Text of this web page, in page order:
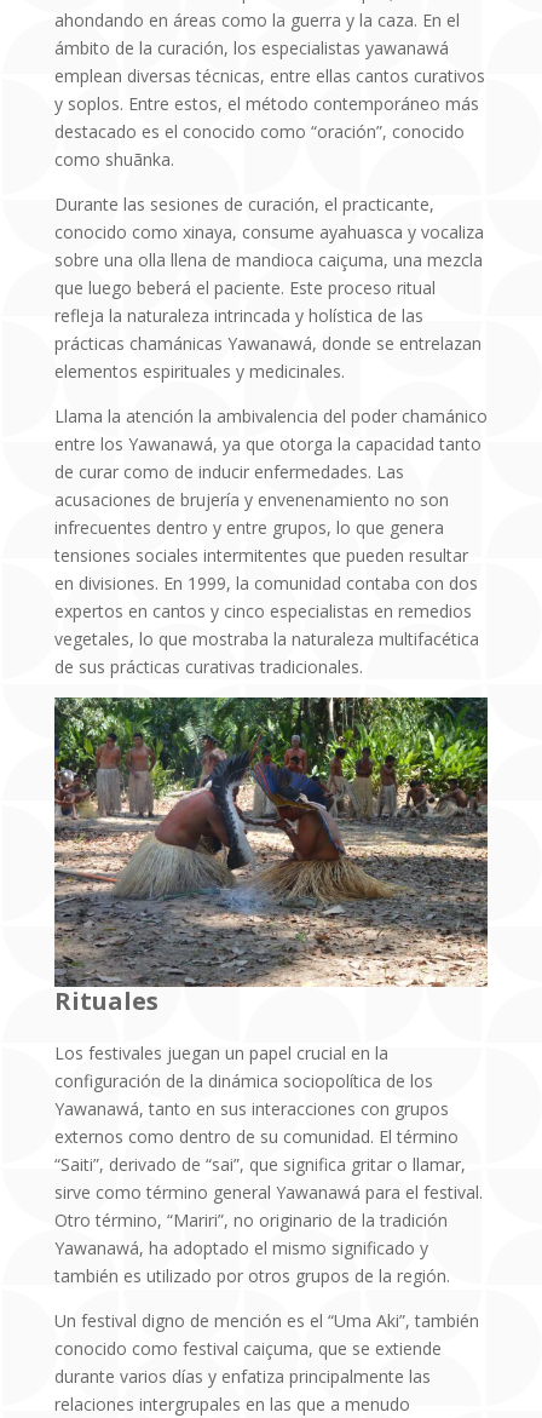
ahondando en áreas como la guerra y la caza. En el
ámbito de la curación, los especialistas yawanawá
emplean diversas técnicas, entre ellas cantos curativos
y soplos. Entre estos, el método contemporáneo más
destacado es el conocido como “oración”, conocido
como shuãnka.
Durante las sesiones de curación, el practicante,
conocido como xinaya, consume ayahuasca y vocaliza
sobre una olla llena de mandioca caiçuma, una mezcla
que luego beberá el paciente. Este proceso ritual
refleja la naturaleza intrincada y holística de las
prácticas chamánicas Yawanawá, donde se entrelazan
elementos espirituales y medicinales.
Llama la atención la ambivalencia del poder chamánico
entre los Yawanawá, ya que otorga la capacidad tanto
de curar como de inducir enfermedades. Las
acusaciones de brujería y envenenamiento no son
infrecuentes dentro y entre grupos, lo que genera
tensiones sociales intermitentes que pueden resultar
en divisiones. En 1999, la comunidad contaba con dos
expertos en cantos y cinco especialistas en remedios
vegetales, lo que mostraba la naturaleza multifacética
de sus prácticas curativas tradicionales.
Rituales
Los festivales juegan un papel crucial en la
configuración de la dinámica sociopolítica de los
Yawanawá, tanto en sus interacciones con grupos
externos como dentro de su comunidad. El término
“Saiti”, derivado de “sai”, que significa gritar o llamar,
sirve como término general Yawanawá para el festival.
Otro término, “Mariri”, no originario de la tradición
Yawanawá, ha adoptado el mismo significado y
también es utilizado por otros grupos de la región.
Un festival digno de mención es el “Uma Aki”, también
conocido como festival caiçuma, que se extiende
durante varios días y enfatiza principalmente las
relaciones intergrupales en las que a menudo